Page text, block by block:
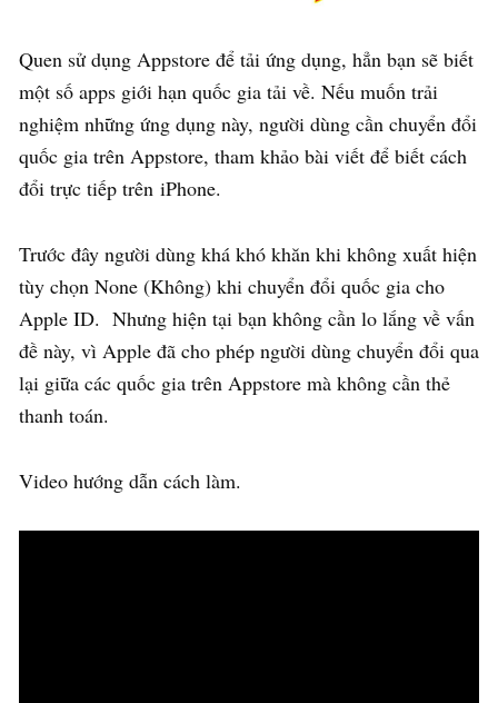
Quen sử dụng Appstore để tải ứng dụng, hẳn bạn sẽ biết
một số apps giới hạn quốc gia tải về. Nếu muốn trải
nghiệm những ứng dụng này, người dùng cần chuyển đổi
quốc gia trên Appstore, tham khảo bài viết để biết cách
đổi trực tiếp trên iPhone.
Trước đây người dùng khá khó khăn khi không xuất hiện
tùy chọn None (Không) khi chuyển đổi quốc gia cho
Apple ID. Nhưng hiện tại bạn không cần lo lắng về vấn
đề này, vì Apple đã cho phép người dùng chuyển đổi qua
lại giữa các quốc gia trên Appstore mà không cần thẻ
thanh toán.
Video hướng dẫn cách làm.